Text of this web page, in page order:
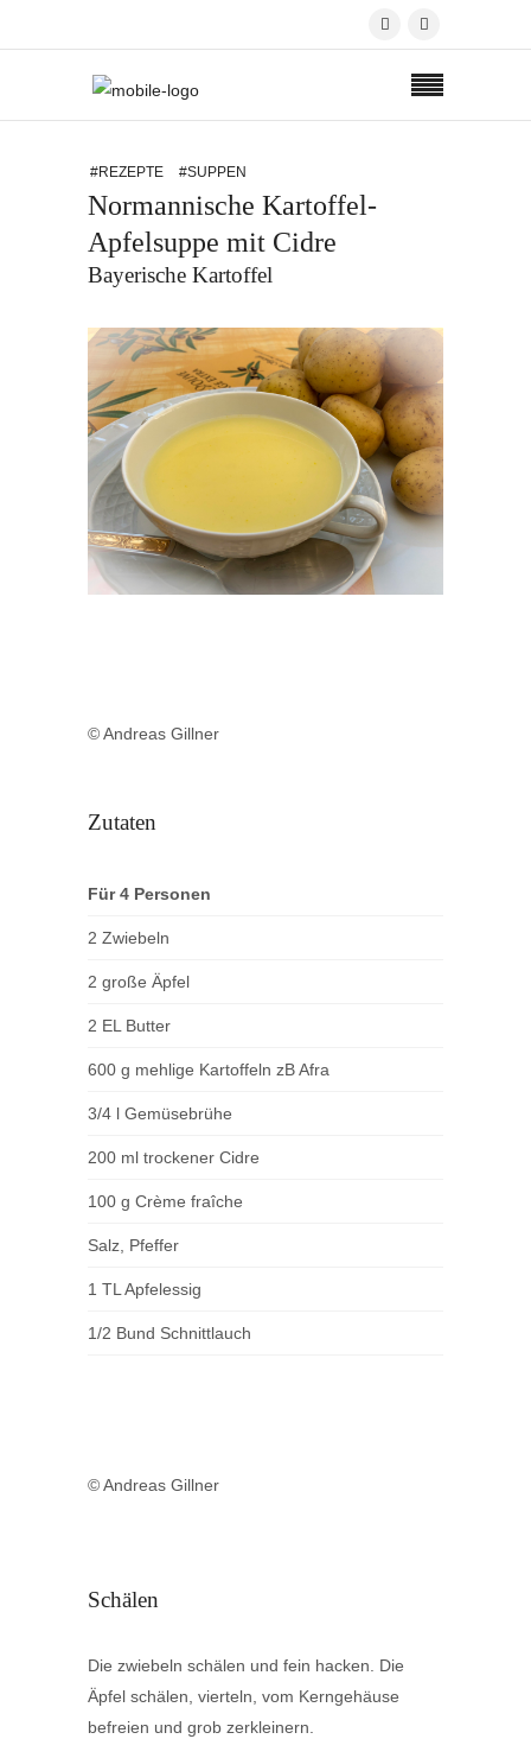
#REZEPTE #SUPPEN
Normannische Kartoffel-
Apfelsuppe mit Cidre
Bayerische Kartoffel
© Andreas Gillner
Zutaten
Für 4 Personen
2 Zwiebeln
2 große Äpfel
2 EL Butter
600 g mehlige Kartoffeln zB Afra
3/4 l Gemüsebrühe
200 ml trockener Cidre
100 g Crème fraîche
Salz, Pfeffer
1 TL Apfelessig
1/2 Bund Schnittlauch
© Andreas Gillner
Schälen
Die zwiebeln schälen und fein hacken. Die
Äpfel schälen, vierteln, vom Kerngehäuse
befreien und grob zerkleinern.